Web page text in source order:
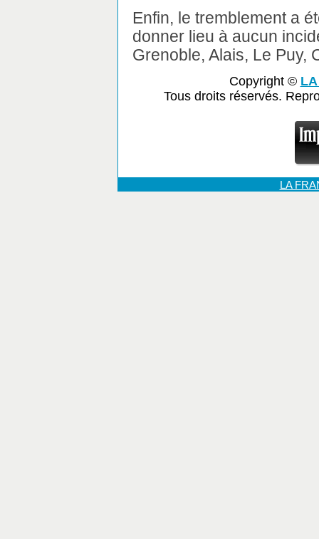
Enfin, le tremblement a
donner lieu à aucun
Grenoble, Alais, Le Puy,
Copyright ©
Tous droits réservés.
LA